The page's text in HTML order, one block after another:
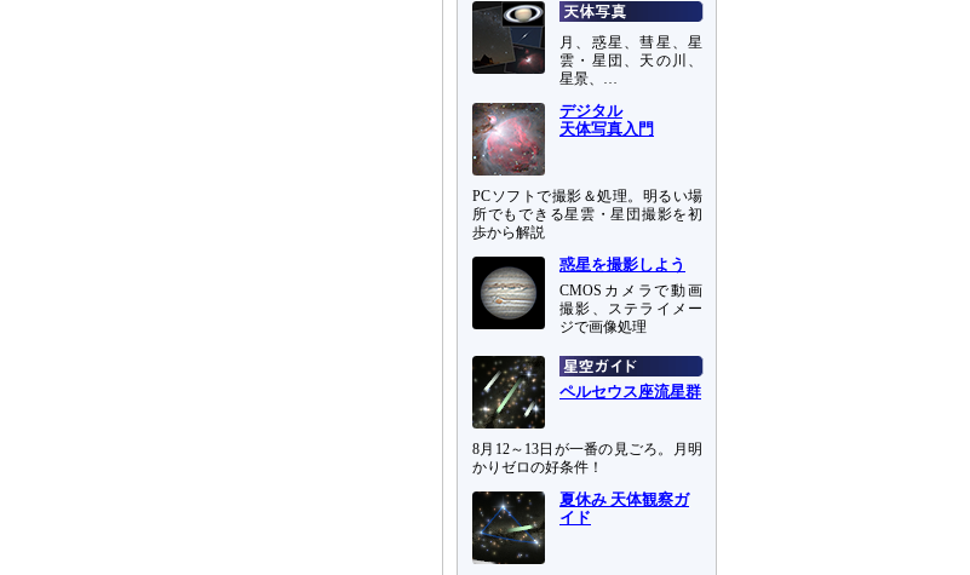
月、惑星、彗星、星
雲・星団、天の川、
星景、…
デジタル
天体写真入門
PCソフトで撮影＆処理。明るい場
所でもできる星雲・星団撮影を初
歩から解説
惑星を撮影しよう
CMOSカメラで動画
撮影、ステライメー
ジで画像処理
ペルセウス座流星群
8月12～13日が一番の見ごろ。月明
かりゼロの好条件！
夏休み 天体観察ガ
イド